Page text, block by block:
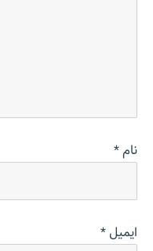
نام*
ایمیل*